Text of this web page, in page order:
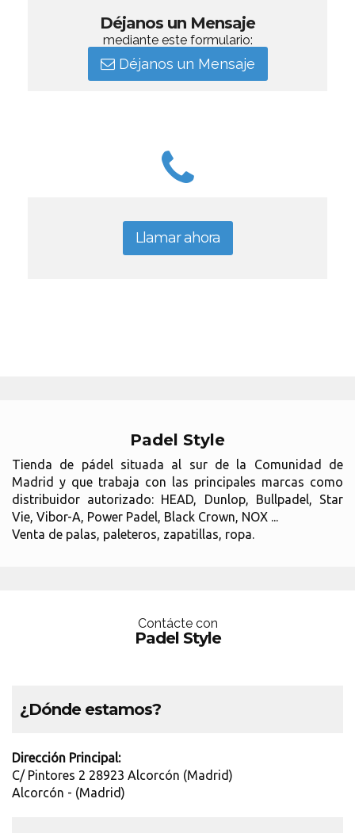
Déjanos un Mensaje
mediante este formulario:
Déjanos un Mensaje
Llamar ahora
Padel Style
Tienda de pádel situada al sur de la Comunidad de
Madrid y que trabaja con las principales marcas como
distribuidor autorizado: HEAD, Dunlop, Bullpadel, Star
Vie, Vibor-A, Power Padel, Black Crown, NOX ...
Venta de palas, paleteros, zapatillas, ropa.
Contácte con
Padel Style
¿Dónde estamos?
Dirección Principal:
C/ Pintores 2 28923 Alcorcón (Madrid)
Alcorcón - (Madrid)